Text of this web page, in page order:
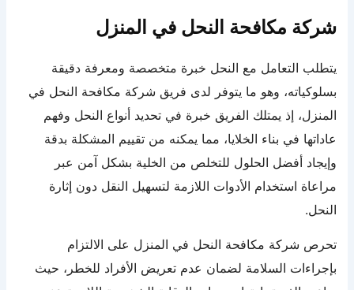
شركة مكافحة النحل في المنزل
يتطلب التعامل مع النحل خبرة متخصصة ومعرفة دقيقة
بسلوكياته، وهو ما يتوفر لدى فريق شركة مكافحة النحل في
المنزل، إذ يمتلك الفريق خبرة في تحديد أنواع النحل وفهم
عاداتها في بناء الخلايا، مما يمكنه من تقييم المشكلة بدقة
وإيجاد أفضل الحلول للتخلص من الخلية بشكل آمن عبر
مراعاة استخدام الأدوات اللازمة لتسهيل النقل دون إثارة
النحل.
تحرص شركة مكافحة النحل في المنزل على الالتزام
بإجراءات السلامة لضمان عدم تعريض الأفراد للخطر، حيث